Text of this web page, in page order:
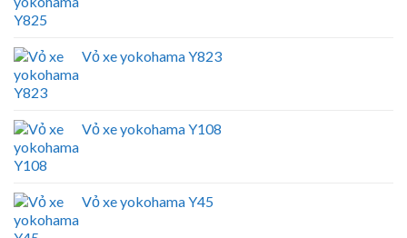
Vỏ xe yokohama Y823
Vỏ xe yokohama Y108
Vỏ xe yokohama Y45